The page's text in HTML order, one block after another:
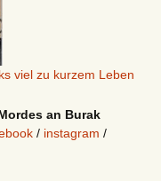
viel zu kurzem Leben
an Burak
/ instagram /